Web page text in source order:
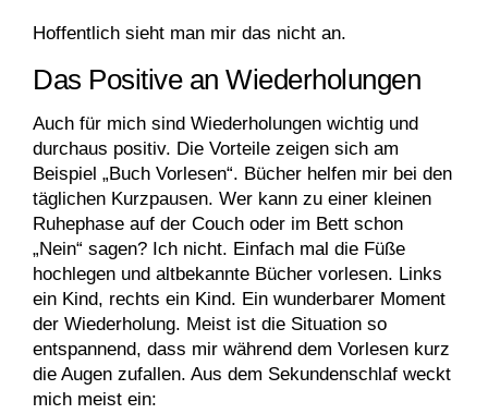
Hoffentlich sieht man mir das nicht an.
Das Positive an Wiederholungen
Auch für mich sind Wiederholungen wichtig und
durchaus positiv. Die Vorteile zeigen sich am
Beispiel „Buch Vorlesen“. Bücher helfen mir bei den
täglichen Kurzpausen. Wer kann zu einer kleinen
Ruhephase auf der Couch oder im Bett schon
„Nein“ sagen? Ich nicht. Einfach mal die Füße
hochlegen und altbekannte Bücher vorlesen. Links
ein Kind, rechts ein Kind. Ein wunderbarer Moment
der Wiederholung. Meist ist die Situation so
entspannend, dass mir während dem Vorlesen kurz
die Augen zufallen. Aus dem Sekundenschlaf weckt
mich meist ein: